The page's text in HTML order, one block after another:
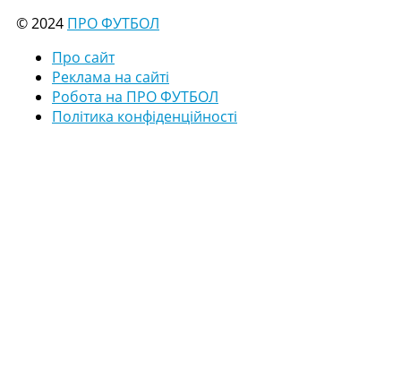
© 2024 ПРО ФУТБОЛ
Про сайт
Реклама на сайті
Робота на ПРО ФУТБОЛ
Політика конфіденційності